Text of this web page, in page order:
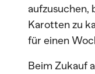
aufzusuchen,
Karotten zu
für einen
Beim Zukauf